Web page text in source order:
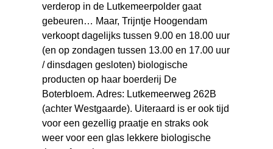
verderop in de Lutkemeerpolder gaat
gebeuren… Maar, Trijntje Hoogendam
verkoopt dagelijks tussen 9.00 en 18.00 uur
(en op zondagen tussen 13.00 en 17.00 uur
/ dinsdagen gesloten) biologische
producten op haar boerderij De
Boterbloem. Adres: Lutkemeerweg 262B
(achter Westgaarde). Uiteraard is er ook tijd
voor een gezellig praatje en straks ook
weer voor een glas lekkere biologische